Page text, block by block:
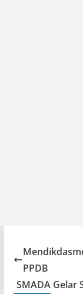
PPDB
SMADA Gelar